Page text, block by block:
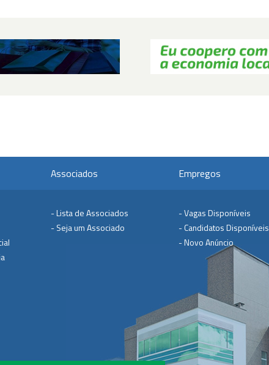
Associados
- Lista de Associados
- Seja um Associado
Empregos
- Vagas Disponíveis
- Candidatos Disponíveis
- Novo Anúncio